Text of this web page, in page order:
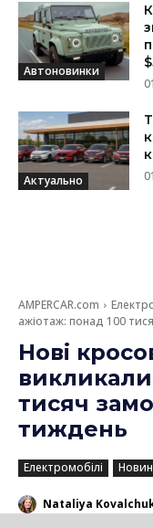
Автоновинки
Актуально